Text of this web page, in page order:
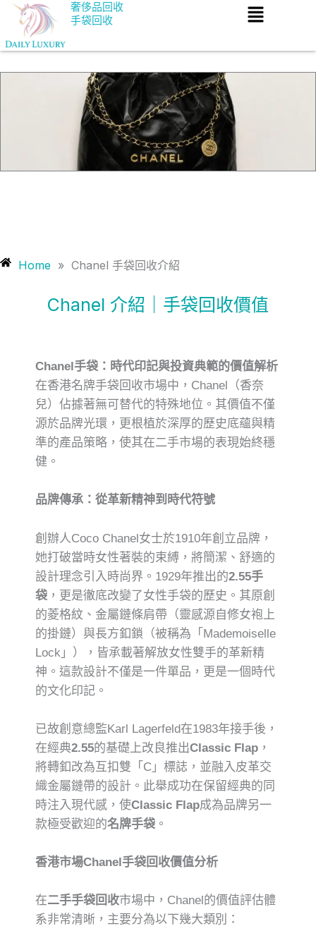
Skip
content
奢侈品回收
手袋回收
Menu
Home » Chanel 手袋回收介紹
Chanel 介紹｜手袋回收價值
Chanel手袋：時代印記與投資典範的價值解析
在香港名牌手袋回收市場中，Chanel（香奈
兒）佔據著無可替代的特殊地位。其價值不僅
源於品牌光環，更根植於深厚的歷史底蘊與精
準的產品策略，使其在二手市場的表現始終穩
健。
品牌傳承：從革新精神到時代符號
創辦人Coco Chanel女士於1910年創立品牌，
她打破當時女性著裝的束縛，將簡潔、舒適的
設計理念引入時尚界。1929年推出的2.55手
袋 ，更是徹底改變了女性手袋的歷史。其原創
的菱格紋、金屬鏈條肩帶（靈感源自修女袍上
的掛鏈）與長方釦鎖（被稱為「Mademoiselle
Lock」），皆承載著解放女性雙手的革新精
神。這款設計不僅是一件單品，更是一個時代
的文化印記。
已故創意總監Karl Lagerfeld在1983年接手後，
在經典2.55的基礎上改良推出Classic Flap ，
將轉釦改為互扣雙「C」標誌，並融入皮革交
織金屬鏈帶的設計。此舉成功在保留經典的同
時注入現代感，使Classic Flap成為品牌另一
款極受歡迎的名牌手袋 。
香港市場Chanel手袋回收價值分析
在二手手袋回收市場中，Chanel的價值評估體
系非常清晰，主要分為以下幾大類別：